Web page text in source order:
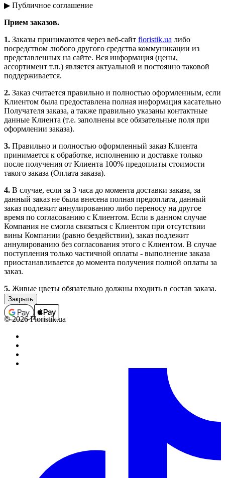
▶ Публичное соглашение
Прием заказов.
1. Заказы принимаются через веб-сайт floristik.ua либо
посредством любого другого средства коммуникации из
представленных на сайте. Вся информация (цены,
ассортимент т.п.) является актуальной и постоянно таковой
поддерживается.
2. Заказ считается правильно и полностью оформленным, если
Клиентом была предоставлена полная информация касательно
Получателя заказа, а также правильно указаны контактные
данные Клиента (т.е. заполнены все обязательные поля при
оформлении заказа).
3. Правильно и полностью оформленный заказ Клиента
принимается к обработке, исполнению и доставке только
после получения от Клиента 100% предоплаты стоимости
такого заказа (Оплата заказа).
4. В случае, если за 3 часа до момента доставки заказа, за
данный заказ не была внесена полная предоплата, данный
заказ подлежит аннулированию либо переносу на другое
время по согласованию с Клиентом. Если в данном случае
Компания не смогла связаться с Клиентом при отсутствии
вины Компании (равно бездействии), заказ подлежит
аннулированию без согласования этого с Клиентом. В случае
поступления только частичной оплаты - выполнение заказа
приостанавливается до момента получения полной оплаты за
заказ.
5. Живые цветы обязательно должны входить в состав заказа.
Заказы, которые не содержат в своем составе цветочной
продукции (срезанные живые и комнатные цветы), не
принимаются, а ошибочно принятые подлежат
аннулированию (с возвратом средств, если заказ был оплачен).
В отдельных случаях выполнение заказов, которые не
содержат в своем составе цветочной продукции, возможно
только по предварительному согласованию с менеджером.
Полностью оформленным и принятым к выполнению,
или выполнения находится заказ в данный момент времени.
Статусы заказов изменяются круглосуточно в
автоматическом режиме. В связи с большой нагрузкой,
© 2026 Floristik.ua